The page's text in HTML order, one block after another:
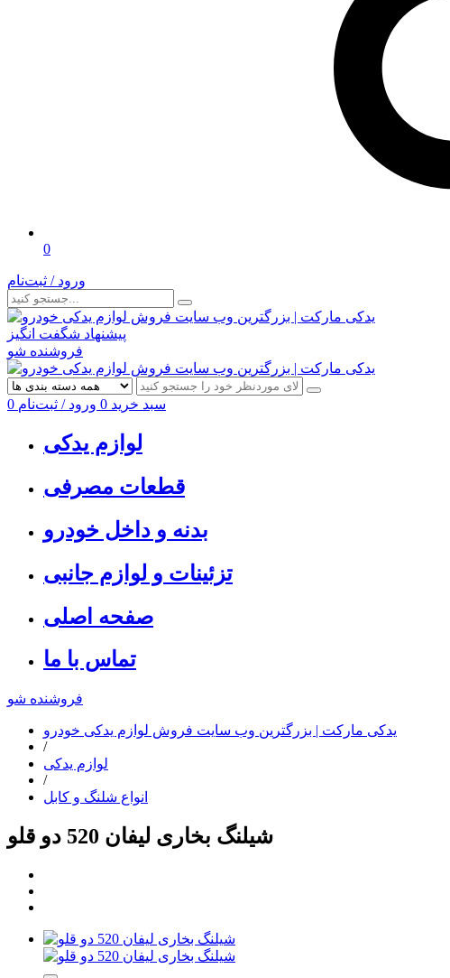
0
ورود / ثبت‌نام
پیشنهاد شگفت انگیز
فروشنده شو
0 سبد خرید 0 ورود / ثبت‌نام
لوازم یدکی
قطعات مصرفی
بدنه و داخل خودرو
تزئینات و لوازم جانبی
صفحه اصلی
تماس با ما
فروشنده شو
یدکی مارکت | بزرگترین وب سایت فروش لوازم یدکی خودرو
/
لوازم یدکی
/
انواع شلنگ و کابل
شیلنگ بخاری لیفان 520 دو قلو